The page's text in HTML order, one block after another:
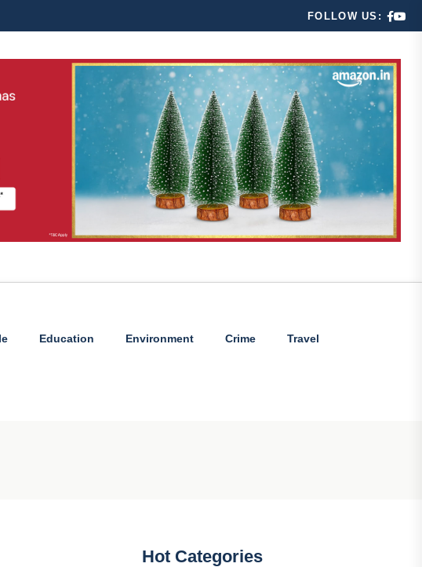
FOLLOW US:
Education Environment Crime Travel
Hot Categories